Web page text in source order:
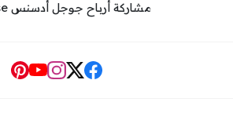
مشاركة أرباح جوجل أدسنس adsense
Social Links